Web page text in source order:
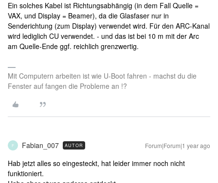
Ein solches Kabel ist Richtungsabhängig (in dem Fall Quelle =
VAX, und Display = Beamer), da die Glasfaser nur in
Senderichtung (zum Display) verwendet wird. Für den ARC-Kanal
wird lediglich CU verwendet. - und das ist bei 10 m mit der Arc
am Quelle-Ende ggf. reichlich grenzwertig.
Mit Computern arbeiten ist wie U-Boot fahren - machst du die
Fenster auf fangen die Probleme an !?
F Fabian_007 AUTOR Forum|Forum|1 year ago
Hab jetzt alles so eingesteckt, hat leider immer noch nicht
funktioniert.